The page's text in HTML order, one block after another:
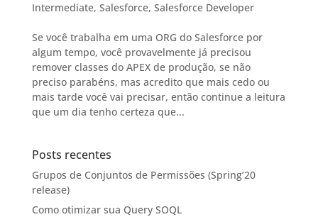
Intermediate, Salesforce, Salesforce Developer
Se você trabalha em uma ORG do Salesforce por
algum tempo, você provavelmente já precisou
remover classes do APEX de produção, se não
preciso parabéns, mas acredito que mais cedo ou
mais tarde você vai precisar, então continue a leitura
que um dia tenho certeza que...
Posts recentes
Grupos de Conjuntos de Permissões (Spring’20
release)
Como otimizar sua Query SOQL